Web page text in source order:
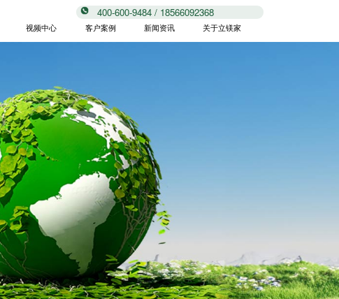
400-600-9484 / 18566092368
视频中心 客户案例 新闻资讯 关于立镁家